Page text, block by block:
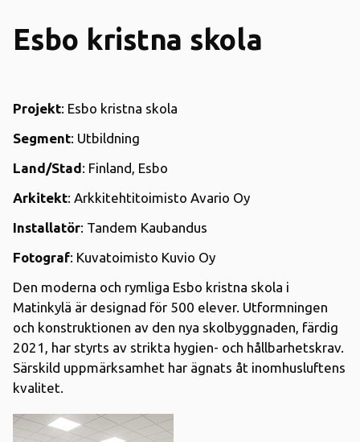
Esbo kristna skola
Projekt: Esbo kristna skola
Segment: Utbildning
Land/Stad: Finland, Esbo
Arkitekt: Arkkitehtitoimisto Avario Oy
Installatör: Tandem Kaubandus
Fotograf: Kuvatoimisto Kuvio Oy
Den moderna och rymliga Esbo kristna skola i
Matinkylä är designad för 500 elever. Utformningen
och konstruktionen av den nya skolbyggnaden, färdig
2021, har styrts av strikta hygien- och hållbarhetskrav.
Särskild uppmärksamhet har ägnats åt inomhusluftens
kvalitet.